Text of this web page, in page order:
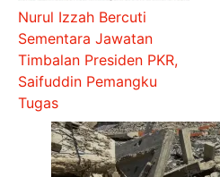
Nurul Izzah Bercuti
Sementara Jawatan
Timbalan Presiden PKR,
Saifuddin Pemangku
Tugas